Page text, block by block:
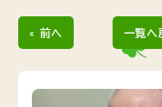
« 前へ 一覧へ